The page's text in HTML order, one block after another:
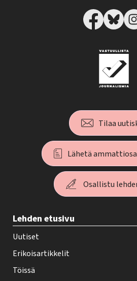
Tilaa
Lähetä
Osallistu
e
h
y
-
Lehden etusivu
Uutiset
Erikoisartikkelit
Töissä